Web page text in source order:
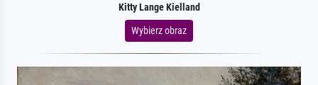
Kitty Lange Kielland
Wybierz obraz